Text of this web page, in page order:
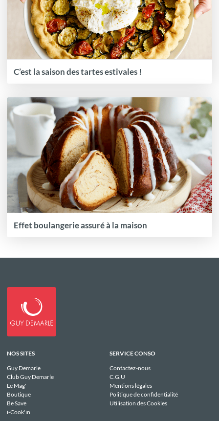
C’est la saison des tartes estivales !
Effet boulangerie assuré à la maison
NOS SITES
Guy Demarle
Club Guy Demarle
Le Mag'
Boutique
Be Save
i-Cook'in
SERVICE CONSO
Contactez-nous
C.G.U
Mentions légales
Politique de confidentialité
Utilisation des Cookies